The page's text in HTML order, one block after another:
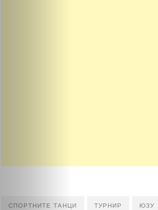
СПОРТНИТЕ ТАНЦИ ТУРНИР ЮЗУ